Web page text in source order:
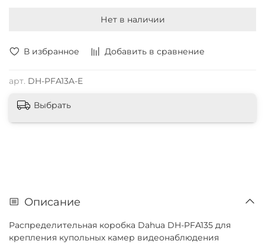
В избранное Добавить в сравнение
арт. DH-PFA13A-E
Нет в наличии
Выбрать
Описание
Распределительная коробка Dahua DH-PFA135 для
крепления купольных камер видеонаблюдения